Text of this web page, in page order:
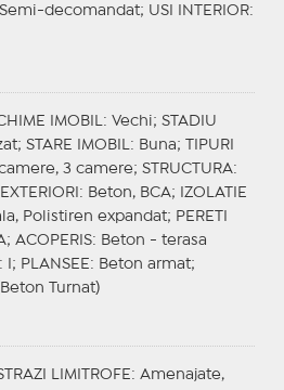
decomandat; USI INTERIOR:
IMOBIL : Vechi; STADIU
STARE IMOBIL : Buna;
TIPURI
3 camere; STRUCTURA:
: Beton, BCA;
IZOLATIE
Polistiren expandat; PERETI
ACOPERIS: Beton - terasa
: I; PLANSEE : Beton armat;
Turnat)
LIMITROFE : Amenajate,